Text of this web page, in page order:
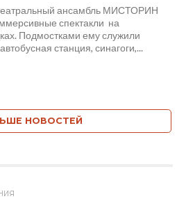
ансамбль МИСТОРИН
спектакли на
Подмостками ему служили
станция, синагоги,...
НОВОСТЕЙ